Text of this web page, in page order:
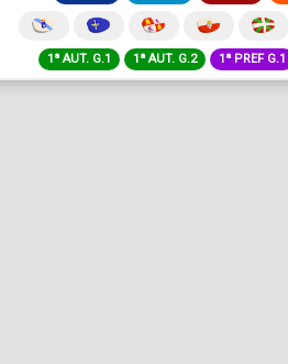
1ª AUT. G.1 1ª AUT. G.2 1ª PREF G.1